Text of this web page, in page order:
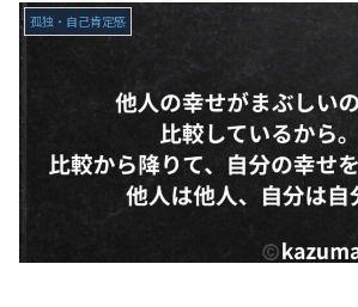
孤独・自己肯定感